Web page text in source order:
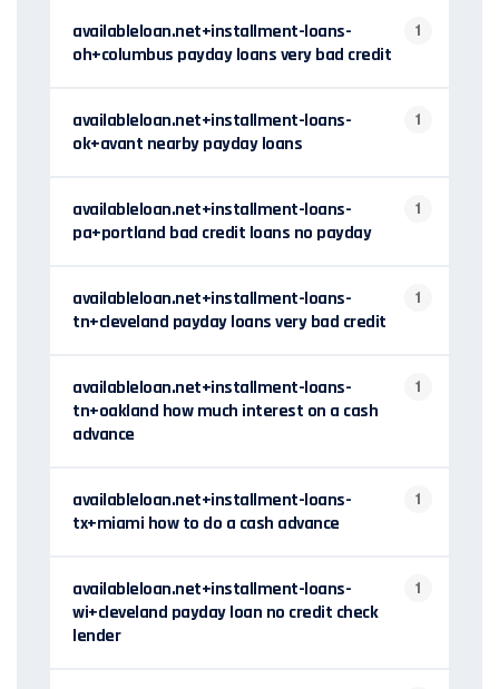
availableloan.net+installment-loans-
oh+columbus payday loans very bad credit
1
availableloan.net+installment-loans-
ok+avant nearby payday loans
1
availableloan.net+installment-loans-
pa+portland bad credit loans no payday
1
availableloan.net+installment-loans-
tn+cleveland payday loans very bad credit
1
availableloan.net+installment-loans-
tn+oakland how much interest on a cash
advance
1
availableloan.net+installment-loans-
tx+miami how to do a cash advance
1
availableloan.net+installment-loans-
wi+cleveland payday loan no credit check
lender
1